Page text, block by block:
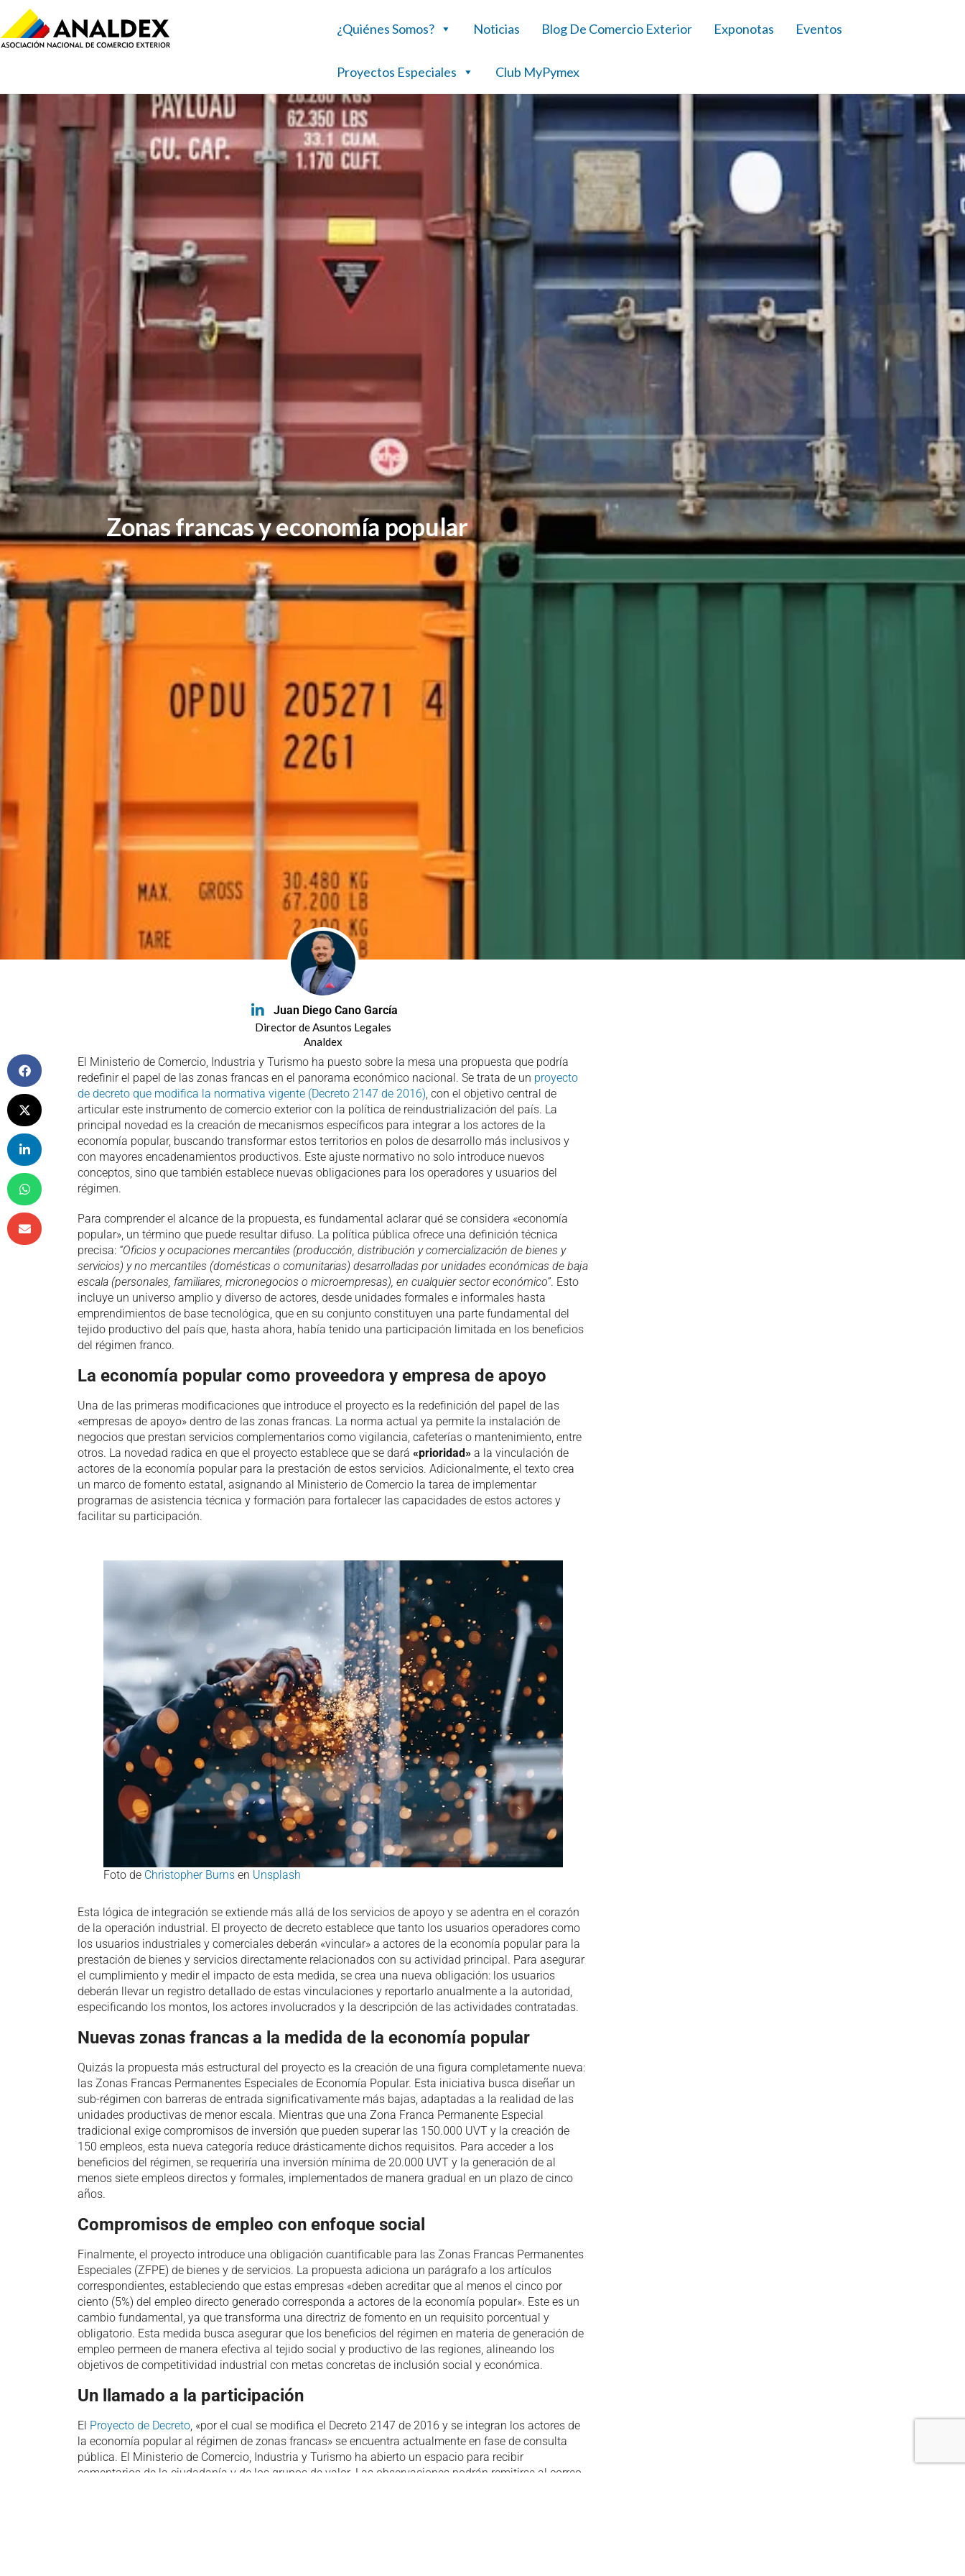
¿Quiénes Somos? Noticias Blog De Comercio Exterior Exponotas Eventos
Proyectos Especiales Club MyPymex
Zonas francas y economía popular
Juan Diego Cano García
Director de Asuntos Legales
Analdex
El Ministerio de Comercio, Industria y Turismo ha puesto sobre la mesa una propuesta que podría
redefinir el papel de las zonas francas en el panorama económico nacional. Se trata de un proyecto
de decreto que modifica la normativa vigente (Decreto 2147 de 2016), con el objetivo central de
articular este instrumento de comercio exterior con la política de reindustrialización del país. La
principal novedad es la creación de mecanismos específicos para integrar a los actores de la
economía popular, buscando transformar estos territorios en polos de desarrollo más inclusivos y
con mayores encadenamientos productivos. Este ajuste normativo no solo introduce nuevos
conceptos, sino que también establece nuevas obligaciones para los operadores y usuarios del
régimen.
Para comprender el alcance de la propuesta, es fundamental aclarar qué se considera «economía
popular», un término que puede resultar difuso. La política pública ofrece una definición técnica
precisa: “Oficios y ocupaciones mercantiles (producción, distribución y comercialización de bienes y
servicios) y no mercantiles (domésticas o comunitarias) desarrolladas por unidades económicas de baja
escala (personales, familiares, micronegocios o microempresas), en cualquier sector económico”. Esto
incluye un universo amplio y diverso de actores, desde unidades formales e informales hasta
emprendimientos de base tecnológica, que en su conjunto constituyen una parte fundamental del
tejido productivo del país que, hasta ahora, había tenido una participación limitada en los beneficios
del régimen franco.
La economía popular como proveedora y empresa de apoyo
Una de las primeras modificaciones que introduce el proyecto es la redefinición del papel de las
«empresas de apoyo» dentro de las zonas francas. La norma actual ya permite la instalación de
negocios que prestan servicios complementarios como vigilancia, cafeterías o mantenimiento, entre
otros. La novedad radica en que el proyecto establece que se dará «prioridad» a la vinculación de
actores de la economía popular para la prestación de estos servicios. Adicionalmente, el texto crea
un marco de fomento estatal, asignando al Ministerio de Comercio la tarea de implementar
programas de asistencia técnica y formación para fortalecer las capacidades de estos actores y
facilitar su participación.
Foto de Christopher Burns en Unsplash
Esta lógica de integración se extiende más allá de los servicios de apoyo y se adentra en el corazón
de la operación industrial. El proyecto de decreto establece que tanto los usuarios operadores como
los usuarios industriales y comerciales deberán «vincular» a actores de la economía popular para la
prestación de bienes y servicios directamente relacionados con su actividad principal. Para asegurar
el cumplimiento y medir el impacto de esta medida, se crea una nueva obligación: los usuarios
deberán llevar un registro detallado de estas vinculaciones y reportarlo anualmente a la autoridad,
especificando los montos, los actores involucrados y la descripción de las actividades contratadas.
Nuevas zonas francas a la medida de la economía popular
Quizás la propuesta más estructural del proyecto es la creación de una figura completamente nueva:
las Zonas Francas Permanentes Especiales de Economía Popular. Esta iniciativa busca diseñar un
sub-régimen con barreras de entrada significativamente más bajas, adaptadas a la realidad de las
unidades productivas de menor escala. Mientras que una Zona Franca Permanente Especial
tradicional exige compromisos de inversión que pueden superar las 150.000 UVT y la creación de
150 empleos, esta nueva categoría reduce drásticamente dichos requisitos. Para acceder a los
beneficios del régimen, se requeriría una inversión mínima de 20.000 UVT y la generación de al
menos siete empleos directos y formales, implementados de manera gradual en un plazo de cinco
años.
Compromisos de empleo con enfoque social
Finalmente, el proyecto introduce una obligación cuantificable para las Zonas Francas Permanentes
Especiales (ZFPE) de bienes y de servicios. La propuesta adiciona un parágrafo a los artículos
correspondientes, estableciendo que estas empresas «deben acreditar que al menos el cinco por
ciento (5%) del empleo directo generado corresponda a actores de la economía popular». Este es un
cambio fundamental, ya que transforma una directriz de fomento en un requisito porcentual y
obligatorio. Esta medida busca asegurar que los beneficios del régimen en materia de generación de
empleo permeen de manera efectiva al tejido social y productivo de las regiones, alineando los
objetivos de competitividad industrial con metas concretas de inclusión social y económica.
Un llamado a la participación
El Proyecto de Decreto, «por el cual se modifica el Decreto 2147 de 2016 y se integran los actores de
la economía popular al régimen de zonas francas» se encuentra actualmente en fase de consulta
pública. El Ministerio de Comercio, Industria y Turismo ha abierto un espacio para recibir
comentarios de la ciudadanía y de los grupos de valor. Las observaciones podrán remitirse al correo